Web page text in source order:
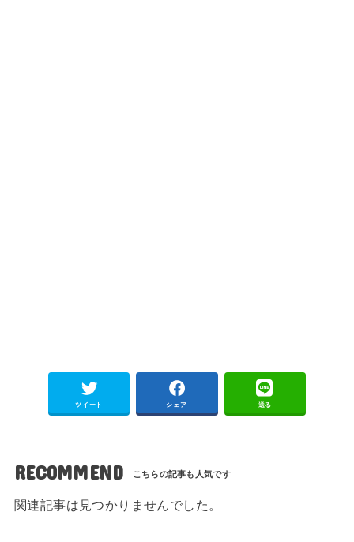
ツイート シェア 送る
RECOMMEND
関連記事は見つかりませんでした。